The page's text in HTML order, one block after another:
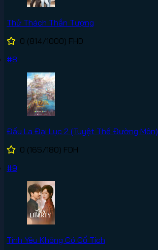
Thử Thách Thần Tượng
0 (814/1000) FHD
#8
Đấu La Đại Lục 2 (Tuyệt Thế Đường Môn)
0 (165/180) FDH
#9
Tình Yêu Không Có Cổ Tích